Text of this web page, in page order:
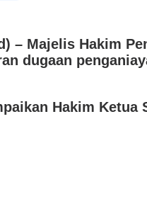
– Majelis Hakim
dugaan
Hakim Ketua